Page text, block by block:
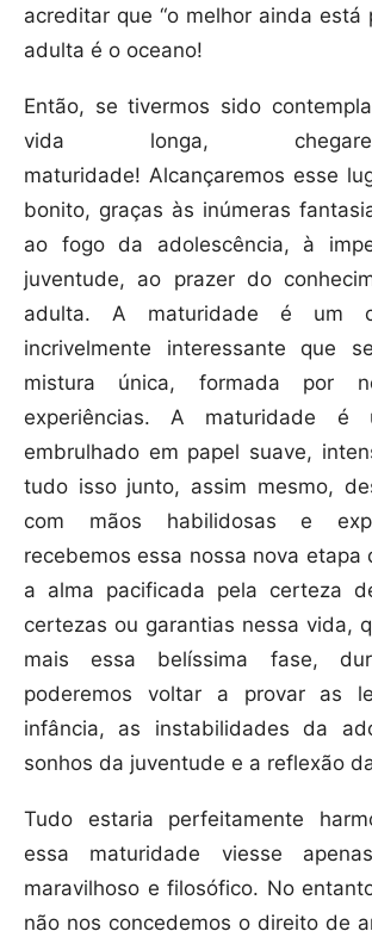
acreditar que “o melhor ainda está
adulta é o oceano!
Então, se tivermos sido
vida longa,
maturidade! Alcançaremos esse
bonito, graças às inúmeras
ao fogo da adolescência, à
juventude, ao prazer do
adulta. A maturidade é um
incrivelmente interessante que
mistura única, formada por
experiências. A maturidade é
embrulhado em papel suave,
tudo isso junto, assim mesmo,
com mãos habilidosas e
recebemos essa nossa nova etapa
a alma pacificada pela certeza
certezas ou garantias nessa vida,
mais essa belíssima fase,
poderemos voltar a provar as
infância, as instabilidades da
sonhos da juventude e a reflexão
Tudo estaria perfeitamente
essa maturidade viesse
maravilhoso e filosófico. No
não nos concedemos o direito de